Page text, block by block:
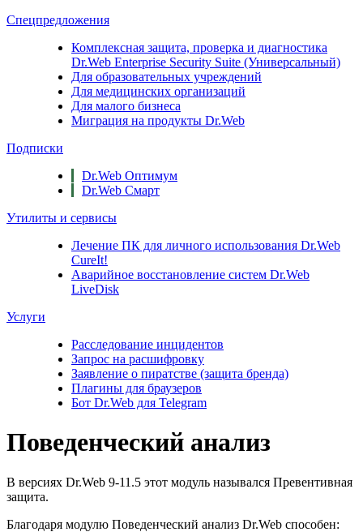
Спецпредложения
Комплексная защита, проверка и диагностика
Dr.Web Enterprise Security Suite (Универсальный)
Для образовательных учреждений
Для медицинских организаций
Для малого бизнеса
Миграция на продукты Dr.Web
Подписки
Dr.Web Оптимум
Dr.Web Смарт
Утилиты и сервисы
Лечение ПК для личного использования Dr.Web
CureIt!
Аварийное восстановление систем Dr.Web
LiveDisk
Услуги
Расследование инцидентов
Запрос на расшифровку
Заявление о пиратстве (защита бренда)
Плагины для браузеров
Бот Dr.Web для Telegram
Поведенческий анализ
В версиях Dr.Web 9-11.5 этот модуль назывался Превентивная
защита.
Благодаря модулю Поведенческий анализ Dr.Web способен: